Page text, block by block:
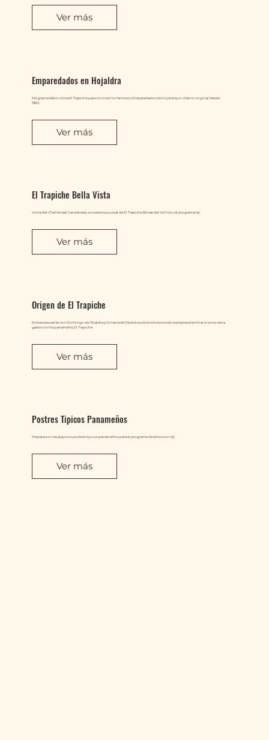
Ver más
Emparedados en Hojaldra
Programa Sabor visita El Trapiche para conocer los famosos Emparedados de Hojaldra,un clásico original desde
1983
Ver más
El Trapiche Bella Vista
Visita del Chef Amael Candanedo a nuestra sucursal de El Trapiche Brisas del Golf con el programa Ají
Ver más
Origen de El Trapiche
Entrevista radial con Domingo de Obaldia y Ximena de Obaldia sobre la historia de la empresa familiar e ícono de la
gastronomía panameña, El Trapiche
Ver más
Postres Tipicos Panameños
Preparacion de algunos postres tipicos panameños para el programa de television Ají
Ver más